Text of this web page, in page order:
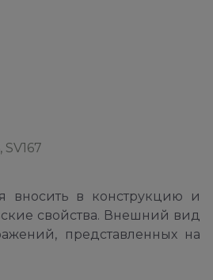
вносить в конструкцию и
свойства. Внешний вид
представленных на